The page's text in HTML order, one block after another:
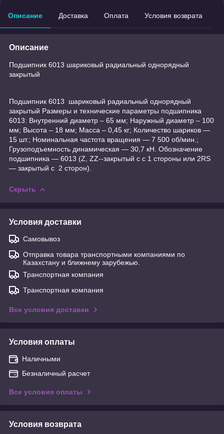
Описание Доставка Оплата Условия возврата
Описание
Подшипник 6013 шариковый радиальный однорядный
закрытый
Подшипник 6013 шариковый радиальный однорядный
закрытый Размеры и технические параметры подшипника
6013: Внутренний диаметр – 65 мм; Наружный диаметр – 100
мм; Высота – 18 мм; Масса – 0,45 кг; Количество шариков —
15 шт.; Номинальная частота вращения — 7 500 об/мин.;
Грузоподъемность динамическая — 30,7 кН. Обозначение
подшипника — 6013 (Z, ZZ--закрытый с с 1 стороны или 2RS
— закрытый с 2 сторон).
Скрыть
Условия доставки
Самовывоз
Отправка товара транспортными компаниями по
Казахстану и ближнему зарубежью.
Транспортная компания
Транспортная компания
Все условия доставки
Условия оплаты
Наличными
Безналичный расчет
Все условия оплаты
Условия возврата